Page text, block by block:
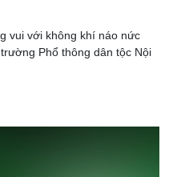
vui với không khí náo nức
Phổ thông dân tộc Nội